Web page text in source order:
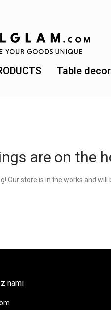
Table
are on the
Our store is in the works and will
nami